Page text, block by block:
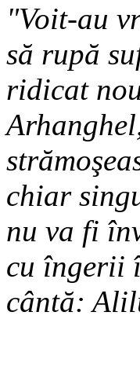
"Voit-au
să rupă
ridicat
chiar
nu va fi
cu îngerii
cântă: